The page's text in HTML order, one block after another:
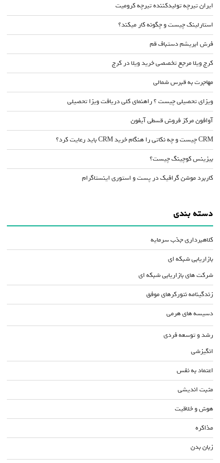
ایران تیرچه تولیدکننده تیرچه کرومیت
استارلینک چیست و چگونه کار میکند؟
فرش ابریشم دستباف قم
کرج ویلا مرجع تخصصی خرید ویلا در کرج
مهاجرت به قبرس شمالی
ویزای تحصیلی چیست ؟ راهنمای کلی دریافت ویزا تحصیلی
آوافون مرکز فروش قسطی آیفون
CRM چیست و چه نکاتی را هنگام خرید CRM باید رعایت کرد؟
بیزینس کوچینگ چیست؟
کاربرد موشن گرافیک در پست و استوری اینستاگرام
دسته بندی
کلاهبرداری جذب سرمایه
بازاریابی شبکه ای
شرکت های بازاریابی شبکه ای
زندگینامه نتورکرهای موفق
دسیسه های هرمی
رشد و توسعه فردی
انگیزشی
اعتماد به نفس
مثبت اندیشی
هوش و خلاقیت
مذاکره
زبان بدن